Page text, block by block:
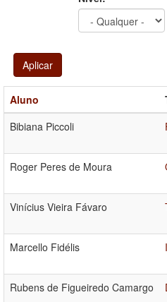
Aplicar
Aluno
Bibiana Piccoli
Roger Peres de Moura
Vinícius Vieira Fávaro
Marcello Fidélis
Rubens de Figueiredo Camargo